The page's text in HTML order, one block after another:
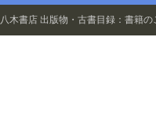
八木書店 出版物・古書目録：書籍